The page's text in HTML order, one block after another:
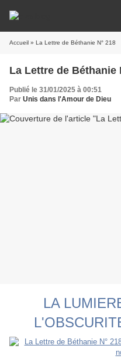
Accueil » La Lettre de Béthanie N° 218
La Lettre de Béthanie
Publié le 31/01/2025 à 00:51
Par Unis dans l'Amour de Dieu
LA